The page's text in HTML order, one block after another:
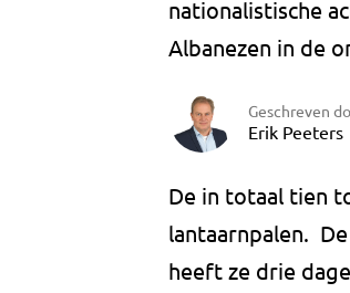
nationalistische
Albanezen in de
Geschreven
Erik Peeters
De in totaal tien
lantaarnpalen.
heeft ze drie